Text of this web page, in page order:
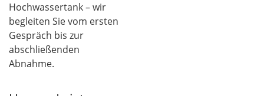
Hochwassertank – wir
begleiten Sie vom ersten
Gespräch bis zur
abschließenden
Abnahme.